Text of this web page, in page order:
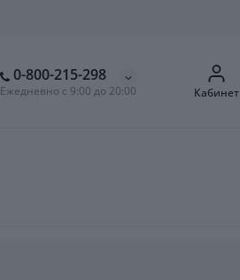
0-800-215-298
Ежедневно с 9:00 до 20:00 Кабинет